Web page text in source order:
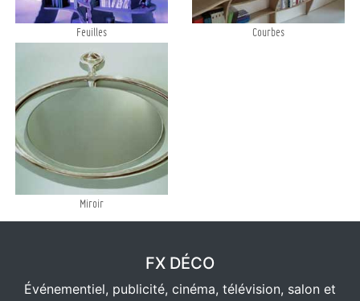
Feuilles Courbes
Miroir
FX DÉCO
Événementiel, publicité, cinéma, télévision, salon et